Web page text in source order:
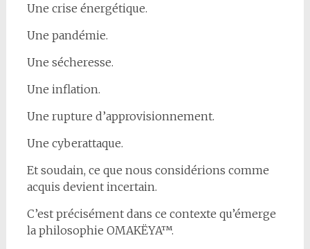
Une crise énergétique.
Une pandémie.
Une sécheresse.
Une inflation.
Une rupture d’approvisionnement.
Une cyberattaque.
Et soudain, ce que nous considérions comme
acquis devient incertain.
C’est précisément dans ce contexte qu’émerge
la philosophie OMAKËYA™.